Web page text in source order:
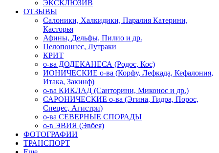
ЭКСКЛЮЗИВ
ОТЗЫВЫ
Салоники, Халкидики, Паралия Катерини,
Касторья
Афины, Дельфы, Пилио и др.
Пелопоннес, Лутраки
КРИТ
о-ва ДОДЕКАНЕСА (Родос, Кос)
ИОНИЧЕСКИЕ о-ва (Корфу, Лефкада, Кефалония,
Итака, Закинф)
о-ва КИКЛАД (Санторини, Миконос и др.)
САРОНИЧЕСКИЕ о-ва (Эгина, Гидра, Порос,
Спецес, Агистри)
о-ва СЕВЕРНЫЕ СПОРАДЫ
о-в ЭВИЯ (Эвбея)
ФОТОГРАФИИ
ТРАНСПОРТ